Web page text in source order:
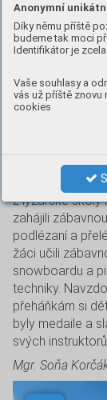
Anonymní
Díky němu příště
budeme tak moci
Identifikátor je zcela
Vaše souhlasy a
vás už příště znovu
cookies
pátých ročníků
v Olešnici na
čtvrtých a
2023.
Jako každý rok
z lyžařské školy
zahájili
podlézaní a
žáci učili
snowboardu a
techniky.
přeháňkám si
byly medaile a
svých instruktorů.
Mgr. Soňa